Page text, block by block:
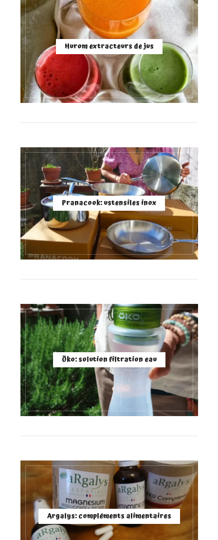
Hurom extracteurs de jus
Pranacook: ustensiles inox
Öko: solution filtration eau
Argalys: compléments alimentaires